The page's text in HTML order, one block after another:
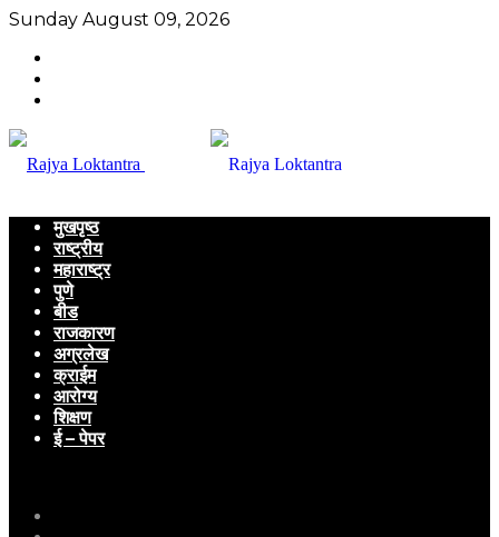
Sunday August 09, 2026
मुखपृष्ठ
राष्ट्रीय
महाराष्ट्र
पुणे
बीड
राजकारण
अग्रलेख
क्राईम
आरोग्य
शिक्षण
ई – पेपर